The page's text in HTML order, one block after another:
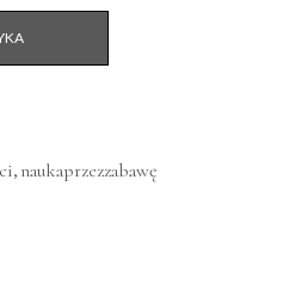
, naukaprzezzabawę